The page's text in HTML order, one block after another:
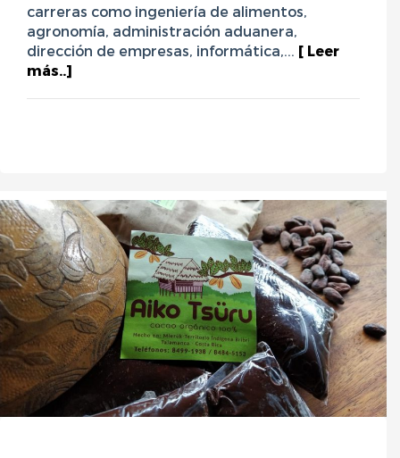
carreras como ingeniería de alimentos,
agronomía, administración aduanera,
dirección de empresas, informática,... [ Leer
más..]